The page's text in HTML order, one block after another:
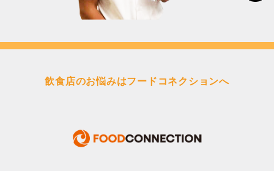
飲食店のお悩みはフードコネクションへ